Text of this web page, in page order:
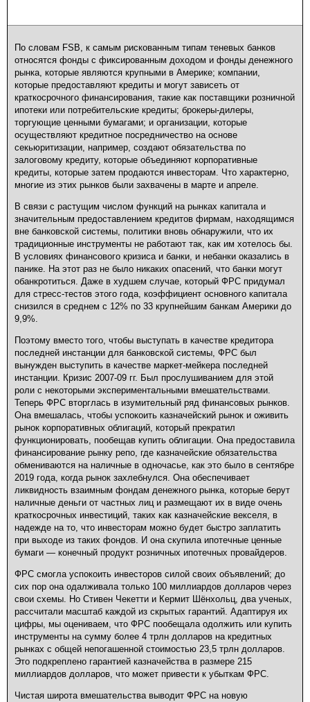
По словам FSB, к самым рискованным типам теневых банков
относятся фонды с фиксированным доходом и фонды денежного
рынка, которые являются крупными в Америке; компании,
которые предоставляют кредиты и могут зависеть от
краткосрочного финансирования, такие как поставщики розничной
ипотеки или потребительские кредиты; брокеры-дилеры,
торгующие ценными бумагами; и организации, которые
осуществляют кредитное посредничество на основе
секьюритизации, например, создают обязательства по
залоговому кредиту, которые объединяют корпоративные
кредиты, которые затем продаются инвесторам. Что характерно,
многие из этих рынков были захвачены в марте и апреле.
В связи с растущим числом функций на рынках капитала и
значительным предоставлением кредитов фирмам, находящимся
вне банковской системы, политики вновь обнаружили, что их
традиционные инструменты не работают так, как им хотелось бы.
В условиях финансового кризиса и банки, и небанки оказались в
панике. На этот раз не было никаких опасений, что банки могут
обанкротиться. Даже в худшем случае, который ФРС придумал
для стресс-тестов этого года, коэффициент основного капитала
снизился в среднем с 12% по 33 крупнейшим банкам Америки до
9,9%.
Поэтому вместо того, чтобы выступать в качестве кредитора
последней инстанции для банковской системы, ФРС был
вынужден выступить в качестве маркет-мейкера последней
инстанции. Кризис 2007-09 гг. Был прослушиванием для этой
роли с некоторыми экспериментальными вмешательствами.
Теперь ФРС вторглась в изумительный ряд финансовых рынков.
Она вмешалась, чтобы успокоить казначейский рынок и оживить
рынок корпоративных облигаций, который прекратил
функционировать, пообещав купить облигации. Она предоставила
финансирование рынку репо, где казначейские обязательства
обмениваются на наличные в одночасье, как это было в сентябре
2019 года, когда рынок захлебнулся. Она обеспечивает
ликвидность взаимным фондам денежного рынка, которые берут
наличные деньги от частных лиц и размещают их в виде очень
краткосрочных инвестиций, таких как казначейские векселя, в
надежде на то, что инвесторам можно будет быстро заплатить
при выходе из таких фондов. И она скупила ипотечные ценные
бумаги — конечный продукт розничных ипотечных провайдеров.
ФРС смогла успокоить инвесторов силой своих объявлений; до
сих пор она одалживала только 100 миллиардов долларов через
свои схемы. Но Стивен Чекетти и Кермит Шёнхольц, два ученых,
рассчитали масштаб каждой из скрытых гарантий. Адаптируя их
цифры, мы оцениваем, что ФРС пообещала одолжить или купить
инструменты на сумму более 4 трлн долларов на кредитных
рынках с общей непогашенной стоимостью 23,5 трлн долларов.
Это подкреплено гарантией казначейства в размере 215
миллиардов долларов, что может привести к убыткам ФРС.
Чистая широта вмешательства выводит ФРС на новую